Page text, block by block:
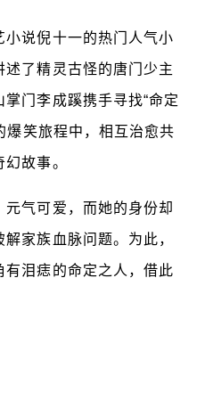
小说倪十一的热门人气小
了精灵古怪的唐门少主
门李成蹊携手寻找“命定
爆笑旅程中，相互治愈共
故事。
气可爱，而她的身份却
家族血脉问题。为此，
泪痣的命定之人，借此